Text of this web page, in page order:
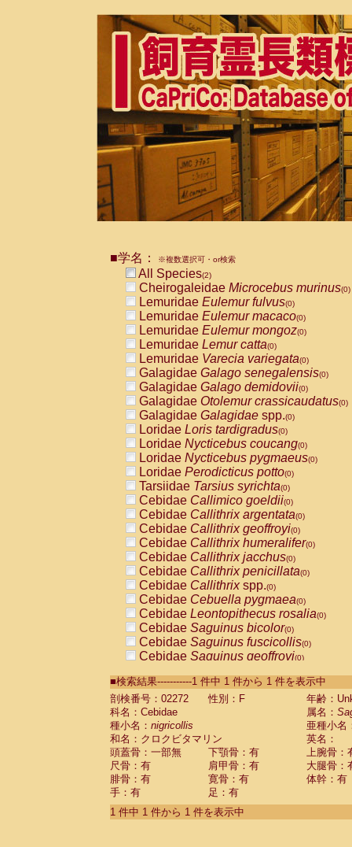
■学名： ※複数選択可・or検索
All Species(2)
Cheirogaleidae Microcebus murinus(0)
Lemuridae Eulemur fulvus(0)
Lemuridae Eulemur macaco(0)
Lemuridae Eulemur mongoz(0)
Lemuridae Lemur catta(0)
Lemuridae Varecia variegata(0)
Galagidae Galago senegalensis(0)
Galagidae Galago demidovii(0)
Galagidae Otolemur crassicaudatus(0)
Galagidae Galagidae spp.(0)
Loridae Loris tardigradus(0)
Loridae Nycticebus coucang(0)
Loridae Nycticebus pygmaeus(0)
Loridae Perodicticus potto(0)
Tarsiidae Tarsius syrichta(0)
Cebidae Callimico goeldii(0)
Cebidae Callithrix argentata(0)
Cebidae Callithrix geoffroyi(0)
Cebidae Callithrix humeralifer(0)
Cebidae Callithrix jacchus(0)
Cebidae Callithrix penicillata(0)
Cebidae Callithrixspp.(0)
Cebidae Cebuella pygmaea(0)
Cebidae Leontopithecus rosalia(0)
Cebidae Saguinus bicolor(0)
Cebidae Saguinus fuscicollis(0)
Cebidae Saguinus geoffroyi(0)
CebidaeSaguinus labiatus(0)
Cebidae Saguinus leucopus (0)
Cebidae
CebidaeSaguinus mystax
CebidaeSaguinus nigricollis (1)
Cebidae Saguinus oedipus
Cebidae Saguinus weddelli
Cebidae Saguinusspp.
Cebidae Aotus trivirgatus
Cebidae Cebus albifrons
■検索結果-----------1 件中 1 件から 1 件を表示中
剖検番号：02272
性別：F
年齢：
科名：Cebidae
属名：
種小名： nigricollis
亜種小名
和名：クロクビタマリン
英名：
頭蓋骨：一部無
下顎骨：有
上腕骨：
尺骨：有
肩甲骨：有
大腿骨：
腓骨：有
寛骨：有
体幹：有
手：有
足：有
1 件中 1 件から 1 件を表示中